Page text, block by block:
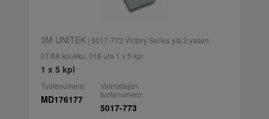
3M UNITEK| 5017-773 Victory Series ylä 3 vasen
0T/8A koukku, 018 ura 1 x 5 kpl
1 x 5 kpl
Tuotenumero:
MD176177
Valmistajan
tuotenumero:
5017-773